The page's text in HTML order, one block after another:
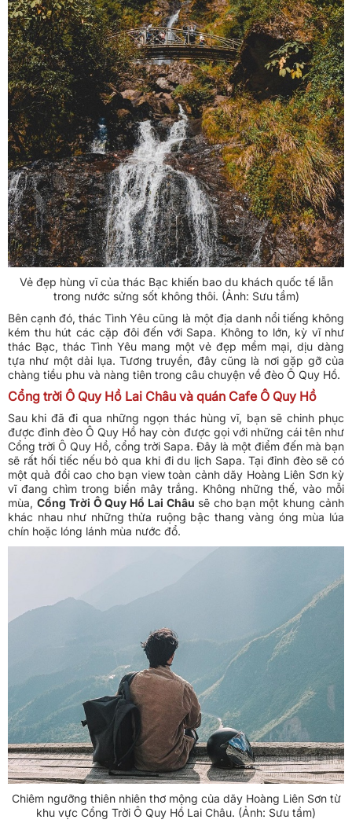
Vẻ đẹp hùng vĩ của thác Bạc khiến bao du khách quốc tế lẫn
trong nước sửng sốt không thôi. (Ảnh: Sưu tầm)
Bên cạnh đó, thác Tình Yêu cũng là một địa danh nổi tiếng không
kém thu hút các cặp đôi đến với Sapa. Không to lớn, kỳ vĩ như
thác Bạc, thác Tình Yêu mang một vẻ đẹp mềm mại, dịu dàng
tựa như một dải lụa. Tương truyền, đây cũng là nơi gặp gỡ của
chàng tiều phu và nàng tiên trong câu chuyện về đèo Ô Quy Hồ.
Cổng trời Ô Quy Hồ Lai Châu và quán Cafe Ô Quy Hồ
Sau khi đã đi qua những ngọn thác hùng vĩ, bạn sẽ chinh phục
được đỉnh đèo Ô Quy Hồ hay còn được gọi với những cái tên như
Cổng trời Ô Quy Hồ, cổng trời Sapa. Đây là một điểm đến mà bạn
sẽ rất hối tiếc nếu bỏ qua khi đi du lịch Sapa. Tại đỉnh đèo sẽ có
một quả đồi cao cho bạn view toàn cảnh dãy Hoàng Liên Sơn kỳ
vĩ đang chìm trong biển mây trắng. Không những thế, vào mỗi
mùa, Cổng Trời Ô Quy Hồ Lai Châu sẽ cho bạn một khung cảnh
khác nhau như những thửa ruộng bậc thang vàng óng mùa lúa
chín hoặc lóng lánh mùa nước đổ.
Chiêm ngưỡng thiên nhiên thơ mộng của dãy Hoàng Liên Sơn từ
khu vực Cổng Trời Ô Quy Hồ Lai Châu. (Ảnh: Sưu tầm)